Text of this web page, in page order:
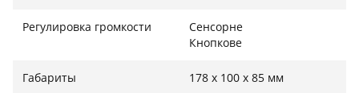
Регулировка громкости
Сенсорне
Кнопкове
Габариты 178 x 100 x 85 мм